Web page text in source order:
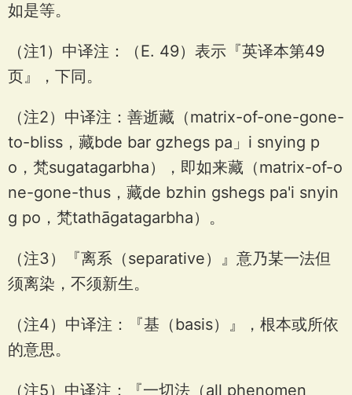
如是等。
（注1）中译注：（E. 49）表示『英译本第49
页』，下同。
（注2）中译注：善逝藏（matrix-of-one-gone-
to-bliss，藏bde bar gzhegs pa」i snying p
o，梵sugatagarbha），即如来藏（matrix-of-o
ne-gone-thus，藏de bzhin gshegs pa'i snyin
g po，梵tathāgatagarbha）。
（注3）『离系（separative）』意乃某一法但
须离染，不须新生。
（注4）中译注：『基（basis）』，根本或所依
的意思。
（注5）中译注：『一切法（all phenomen